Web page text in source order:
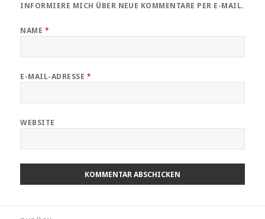
INFORMIERE MICH ÜBER NEUE KOMMENTARE PER E-MAIL.
NAME *
E-MAIL-ADRESSE *
WEBSITE